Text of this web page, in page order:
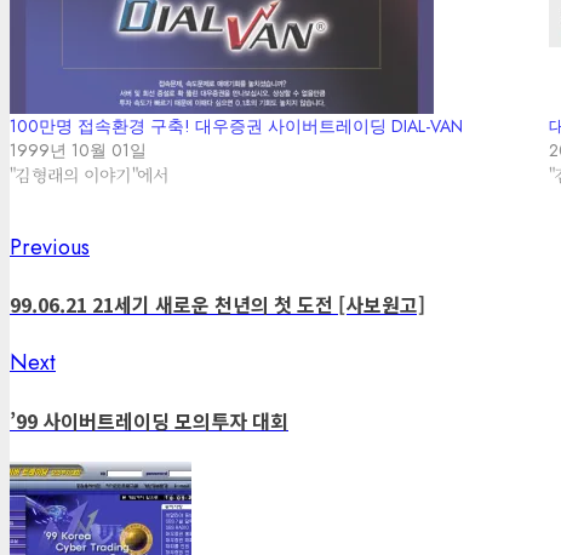
100만명 접속환경 구축! 대우증권 사이버트레이딩 DIAL-VAN
1999년 10월 01일
"김형래의 이야기"에서
"
Post
navigation
Previous
99.06.21 21세기 새로운 천년의 첫 도전 [사보원고]
NextNext
’99 사이버트레이딩 모의투자 대회